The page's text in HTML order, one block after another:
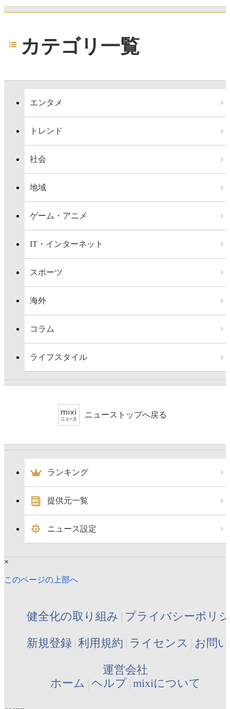
カテゴリ一覧
エンタメ
トレンド
社会
地域
ゲーム・アニメ
IT・インターネット
スポーツ
海外
コラム
ライフスタイル
ニューストップへ戻る
ランキング
提供元一覧
ニュース設定
×
このページの上部へ
健全化の取り組み プライバシーポリ
新規登録 利用規約 ライセンス お問
運営会社
ホーム ヘルプ mixiについて